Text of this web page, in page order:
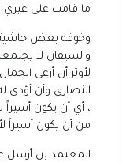
ما قامت على غيري (1)
وخوفه بعض
والسيفان لا
لأوثر أن أرعى
النصارى وأن أؤدي
، أي أن يكون
من أن يكون أسيراً
المعتمد بن أرسل